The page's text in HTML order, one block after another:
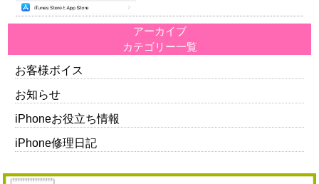
アーカイブ
カテゴリー一覧
お客様ボイス
お知らせ
iPhoneお役立ち情報
iPhone修理日記